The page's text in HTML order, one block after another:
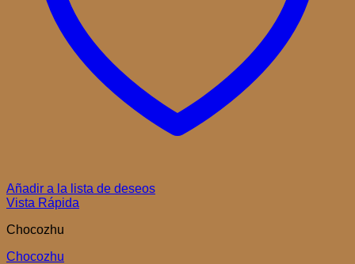
Añadir a la lista de deseos
Vista Rápida
Chocozhu
Chocozhu